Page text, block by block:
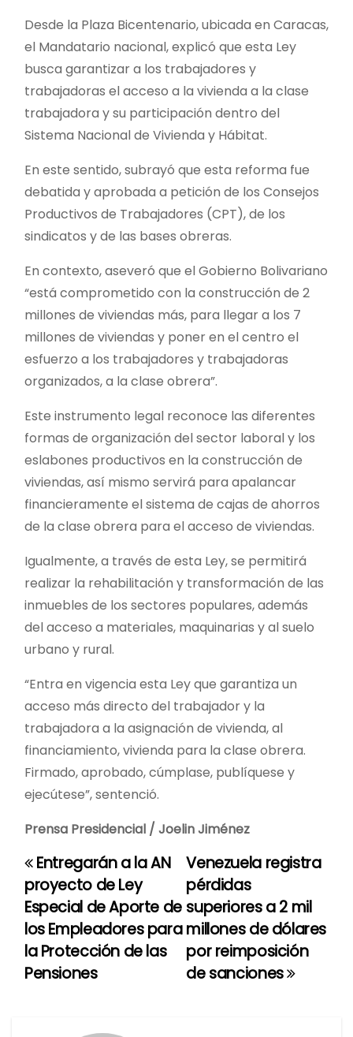
Desde la Plaza Bicentenario, ubicada en Caracas,
el Mandatario nacional, explicó que esta Ley
busca garantizar a los trabajadores y
trabajadoras el acceso a la vivienda a la clase
trabajadora y su participación dentro del
Sistema Nacional de Vivienda y Hábitat.
En este sentido, subrayó que esta reforma fue
debatida y aprobada a petición de los Consejos
Productivos de Trabajadores (CPT), de los
sindicatos y de las bases obreras.
En contexto, aseveró que el Gobierno Bolivariano
“está comprometido con la construcción de 2
millones de viviendas más, para llegar a los 7
millones de viviendas y poner en el centro el
esfuerzo a los trabajadores y trabajadoras
organizados, a la clase obrera”.
Este instrumento legal reconoce las diferentes
formas de organización del sector laboral y los
eslabones productivos en la construcción de
viviendas, así mismo servirá para apalancar
financieramente el sistema de cajas de ahorros
de la clase obrera para el acceso de viviendas.
Igualmente, a través de esta Ley, se permitirá
realizar la rehabilitación y transformación de las
inmuebles de los sectores populares, además
del acceso a materiales, maquinarias y al suelo
urbano y rural.
“Entra en vigencia esta Ley que garantiza un
acceso más directo del trabajador y la
trabajadora a la asignación de vivienda, al
financiamiento, vivienda para la clase obrera.
Firmado, aprobado, cúmplase, publíquese y
ejecútese”, sentenció.
Prensa Presidencial / Joelin Jiménez
N
a
v
e
Venezuela registra
pérdidas
superiores a 2 mil
millones de dólares
por reimposición
de sanciones
Entregarán a la AN
proyecto de Ley
Especial de Aporte de
los Empleadores para
la Protección de las
Pensiones